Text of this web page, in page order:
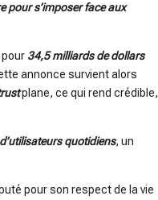
pour s’imposer face aux
pour 34,5 milliards de dollars
annonce survient alors
plane, ce qui rend crédible,
quotidiens, un
pour son respect de la vie